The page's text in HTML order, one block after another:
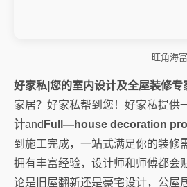
旺角海
好家私|您的室内设计及全屋装修专
家居？好家私帮到您！好家私提供
计and Full—house decoration
到施工完成，一站式满足你的装修
拥有丰富经验，设计师和师傅都会
论是旧屋翻新还是豪宅设计，公屋